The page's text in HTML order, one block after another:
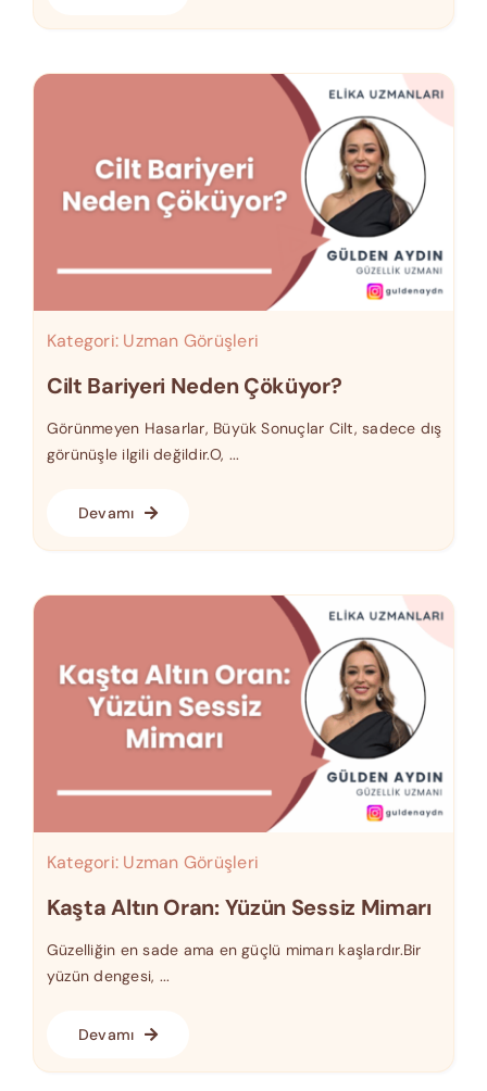
Kategori: Uzman Görüşleri
Cilt Bariyeri Neden Çöküyor?
Görünmeyen Hasarlar, Büyük Sonuçlar Cilt, sadece dış
görünüşle ilgili değildir.O, ...
Devamı
Kategori: Uzman Görüşleri
Kaşta Altın Oran: Yüzün Sessiz Mimarı
Güzelliğin en sade ama en güçlü mimarı kaşlardır.Bir
yüzün dengesi, ...
Devamı